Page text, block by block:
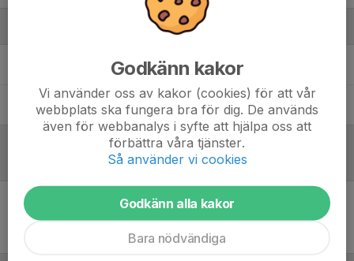
Johan BergmanLedare
Sebastian NockmarLedare
Inget referat skrivet
Godkänn kakor
Vi använder oss av kakor (cookies) för att vår
webbplats ska fungera bra för dig. De används
även för webbanalys i syfte att hjälpa oss att
förbättra våra tjänster.
Så använder vi cookies
Godkänn alla kakor
Bara nödvändiga